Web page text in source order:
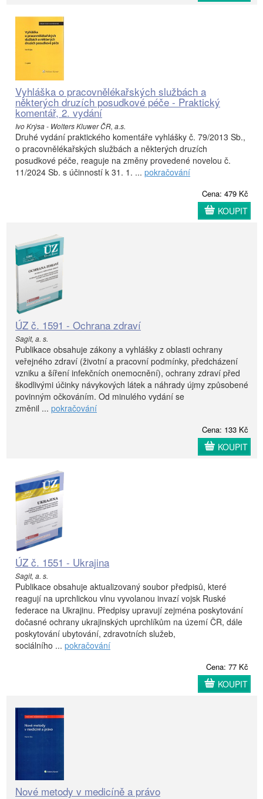
Vyhláška o pracovnělékařských službách a
některých druzích posudkové péče - Praktický
komentář, 2. vydání
Ivo Krýsa - Wolters Kluwer ČR, a.s.
Druhé vydání praktického komentáře vyhlášky č. 79/2013 Sb.,
o pracovnělékařských službách a některých druzích
posudkové péče, reaguje na změny provedené novelou č.
11/2024 Sb. s účinností k 31. 1. ... pokračování
Cena: 479 Kč
KOUPIT
ÚZ č. 1591 - Ochrana zdraví
Sagit, a. s.
Publikace obsahuje zákony a vyhlášky z oblasti ochrany
veřejného zdraví (životní a pracovní podmínky, předcházení
vzniku a šíření infekčních onemocnění), ochrany zdraví před
škodlivými účinky návykových látek a náhrady újmy způsobené
povinným očkováním. Od minulého vydání se
změnil ... pokračování
Cena: 133 Kč
KOUPIT
ÚZ č. 1551 - Ukrajina
Sagit, a. s.
Publikace obsahuje aktualizovaný soubor předpisů, které
reagují na uprchlickou vlnu vyvolanou invazí vojsk Ruské
federace na Ukrajinu. Předpisy upravují zejména poskytování
dočasné ochrany ukrajinských uprchlíkům na území ČR, dále
poskytování ubytování, zdravotních služeb,
sociálního ... pokračování
Cena: 77 Kč
KOUPIT
Nové metody v medicíně a právo